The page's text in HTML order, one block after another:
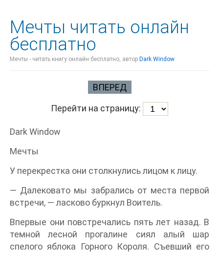
Мечты читать онлайн
бесплатно
Мечты - читать книгу онлайн бесплатно, автор Dark Window
ВПЕРЕД
Перейти на страницу:
Dark Window
Мечты
У перекрестка они столкнулись лицом к лицу.
— Далековато мы забрались от места первой
встречи, — ласково буркнул Воитель.
Впервые они повстречались пять лет назад. В
темной лесной прогалине сиял алый шар
спелого яблока Горного Короля. Съевший его